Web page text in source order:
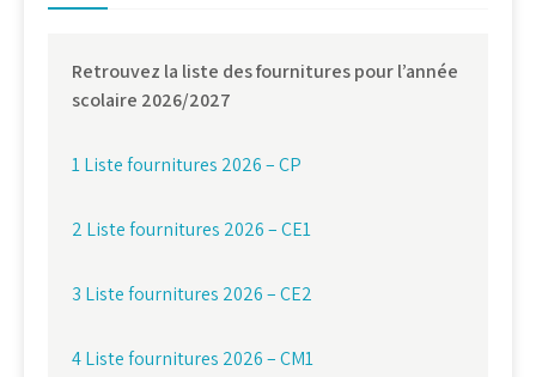
Retrouvez la liste des fournitures pour l’année
scolaire 2026/2027
1 Liste fournitures 2026 – CP
2 Liste fournitures 2026 – CE1
3 Liste fournitures 2026 – CE2
4 Liste fournitures 2026 – CM1